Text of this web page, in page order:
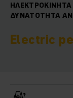
ΔΥΝΑΤΌΤΗΤΑ
Electric